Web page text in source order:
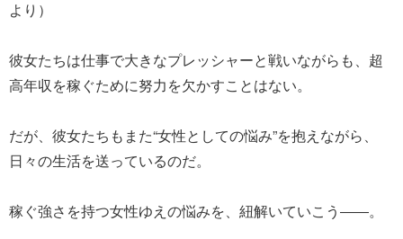
より）
彼女たちは仕事で大きなプレッシャーと戦いながらも、超
高年収を稼ぐために努力を欠かすことはない。
だが、彼女たちもまた“女性としての悩み”を抱えながら、
日々の生活を送っているのだ。
稼ぐ強さを持つ女性ゆえの悩みを、紐解いていこう――。